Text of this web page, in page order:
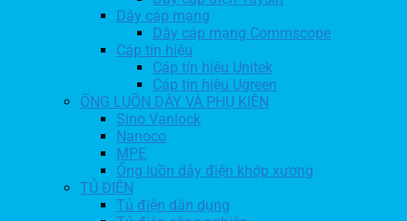
Dây cáp mạng
Dây cáp mạng Commscope
Cáp tín hiệu
Cáp tín hiệu Unitek
Cáp tín hiệu Ugreen
ỐNG LUỒN DÂY VÀ PHỤ KIỆN
Sino Vanlock
Nanoco
MPE
Ống luồn dây điện khớp xương
TỦ ĐIỆN
Tủ điện dân dụng